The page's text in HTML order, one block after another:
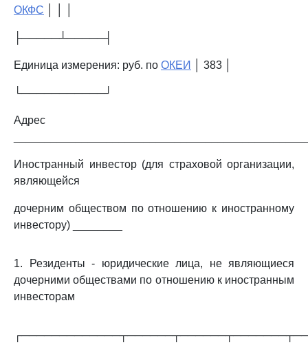
ОКФС
├─────┴─────┤
Единица измерения: руб. по ОКЕИ │ 383 │
└───────────┘
Адрес
Иностранный инвестор (для страховой организации,
являющейся
дочерним обществом по отношению к иностранному
инвестору) ________
1. Резиденты - юридические лица, не являющиеся
дочерними обществами по отношению к иностранным
инвесторам